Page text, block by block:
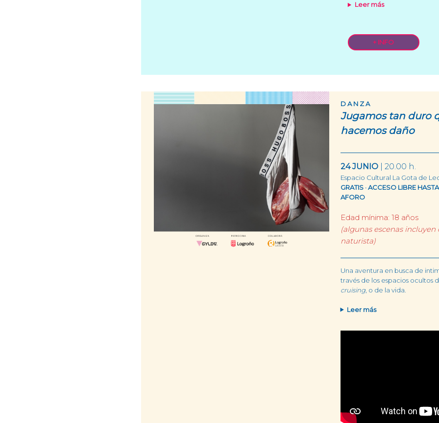
Leer más
+ INFO
DANZA
Jugamos tan duro
hacemos daño
24 JUNIO| 20.00 h.
Espacio Cultural La Gota de
GRATIS · ACCESO LIBRE
AFORO
Edad mínima: 18 años
(algunas escenas
naturista)
Una aventura en busca de
través de los espacios ocultos
cruising, o de la vida.
Leer más